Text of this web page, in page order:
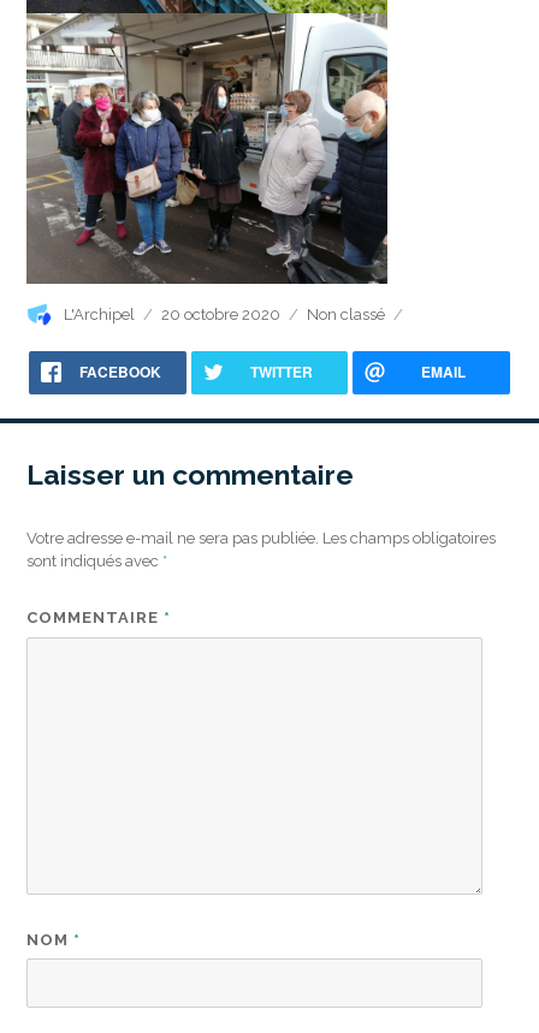
Auteur
L'Archipel
Publié
20 octobre 2020 Catégories
Non classé
FACEBOOK TWITTER EMAIL
Laisser un commentaire
Votre adresse e-mail ne sera pas publiée. Les champs obligatoires
sont indiqués avec *
COMMENTAIRE *
NOM *